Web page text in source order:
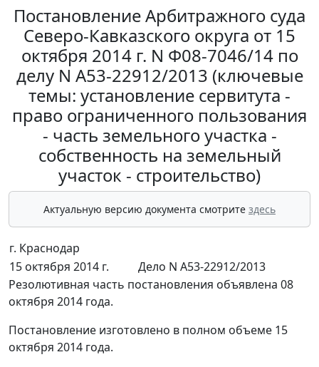
Постановление Арбитражного суда
Северо-Кавказского округа от 15
октября 2014 г. N Ф08-7046/14 по
делу N А53-22912/2013 (ключевые
темы: установление сервитута -
право ограниченного пользования
- часть земельного участка -
собственность на земельный
участок - строительство)
Актуальную версию документа смотрите здесь
г. Краснодар
15 октября 2014 г.
Дело N А53-22912/2013
Резолютивная часть постановления объявлена 08
октября 2014 года.
Постановление изготовлено в полном объеме 15
октября 2014 года.